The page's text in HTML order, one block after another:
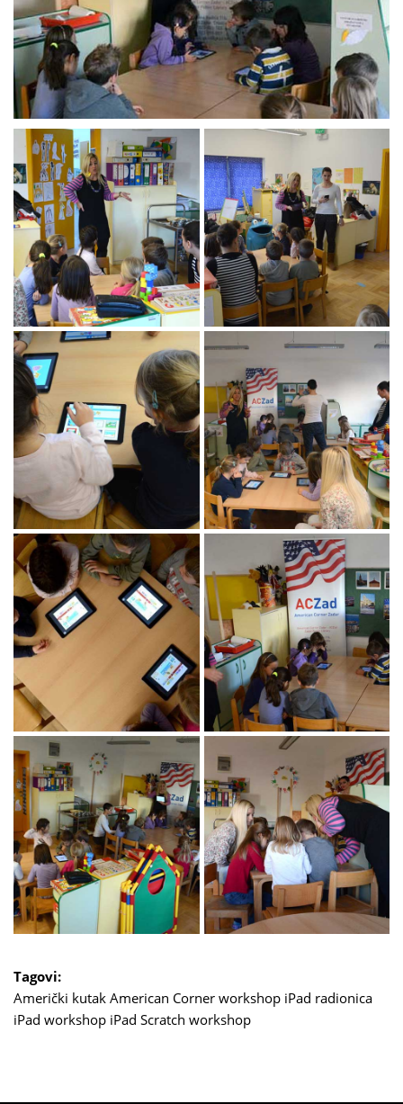
Tagovi:
Američki kutak American Corner workshop iPad radionica
iPad workshop iPad Scratch workshop